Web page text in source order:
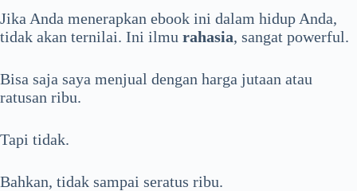
Jika Anda menerapkan ebook ini dalam hidup Anda,
tidak akan ternilai. Ini ilmu rahasia, sangat powerful.
Bisa saja saya menjual dengan harga jutaan atau
ratusan ribu.
Tapi tidak.
Bahkan, tidak sampai seratus ribu.